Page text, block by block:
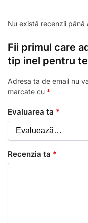
Nu există recenzii până
Fii primul care
tip inel pentru
Adresa ta de email nu
marcate cu *
Evaluarea ta *
Recenzia ta *